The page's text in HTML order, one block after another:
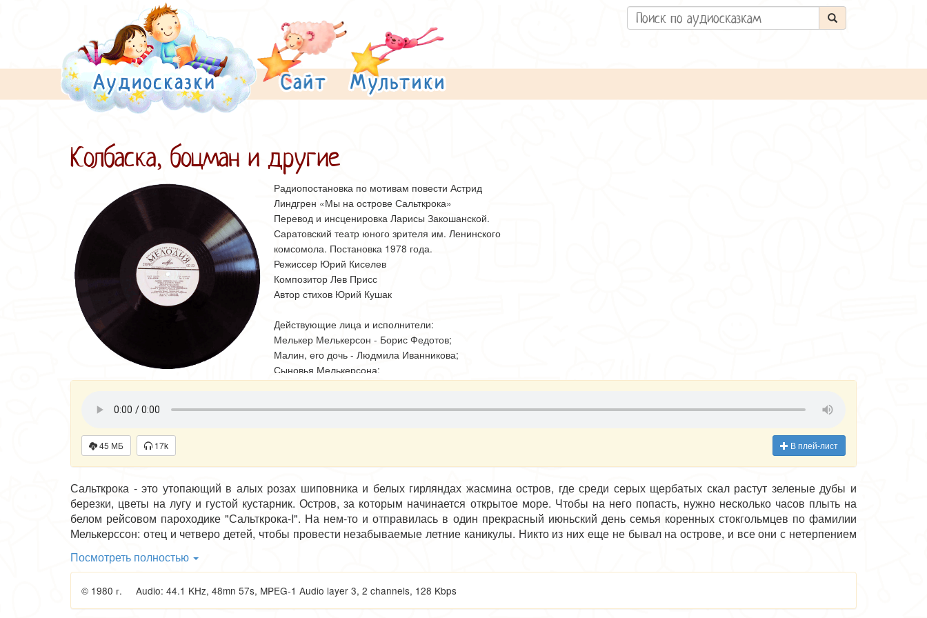
Колбаска, боцман и другие
Радиопостановка по мотивам повести Астрид
Линдгрен «Мы на острове Сальткрока»
Перевод и инсценировка Ларисы Закошанской.
Саратовский театр юного зрителя им. Ленинского
комсомола. Постановка 1978 года.
Режиссер Юрий Киселев
Композитор Лев Присс
Автор стихов Юрий Кушак
Действующие лица и исполнители:
Мелькер Мелькерсон - Борис Федотов;
Малин, его дочь - Людмила Иванникова;
Сыновья Мелькерсона:
Пелле - Юлия Федотенкова;
45 МБ 17k В плей-лист
Сальткрока - это утопающий в алых розах шиповника и белых гирляндах жасмина остров, где среди серых щербатых скал растут зеленые дубы и
березки, цветы на лугу и густой кустарник. Остров, за которым начинается открытое море. Чтобы на него попасть, нужно несколько часов плыть на
белом рейсовом пароходике "Сальткрока-I". На нем-то и отправилась в один прекрасный июньский день семья коренных стокгольмцев по фамилии
Мелькерссон: отец и четверо детей, чтобы провести незабываемые летние каникулы. Никто из них еще не бывал на острове, и все они с нетерпением
очаровательную Столярову усадьбу.
Посмотреть полностью
© 1980 г. Audio: 44.1 KHz, 48mn 57s, MPEG-1 Audio layer 3, 2 channels, 128 Kbps